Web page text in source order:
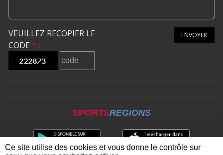
VEUILLEZ RECOPIER LE
CODE * :
ENVOYER
SPORTSREGIONS
Ce site utilise des cookies et vous donne le contrôle sur